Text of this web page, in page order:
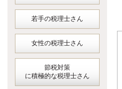
若手の税理士さん
女性の税理士さん
節税対策
に積極的な税理士さん